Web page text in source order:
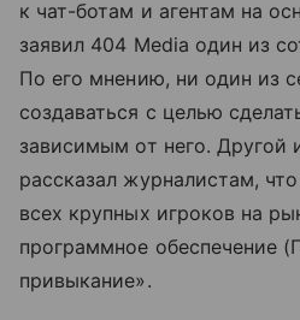
к чат-ботам и агентам на
заявил 404 Media один из
По его мнению, ни один из
создаваться с целью
зависимым от него. Другой
рассказал журналистам,
всех крупных игроков на
программное обеспечение
привыкание».